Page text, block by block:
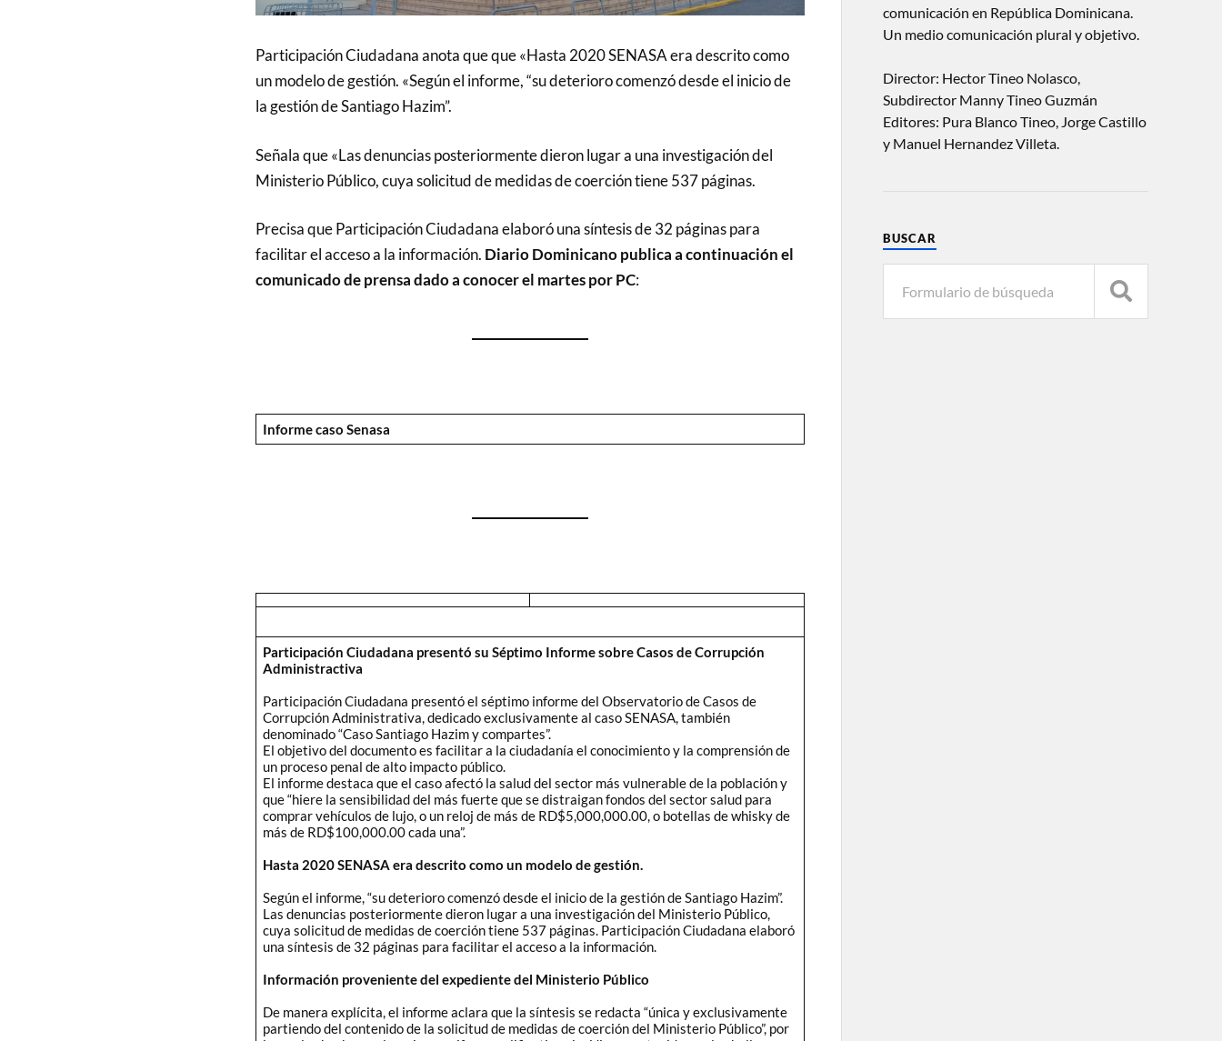
Participación Ciudadana anota que que «Hasta 2020 SENASA era descrito como
un modelo de gestión. «Según el informe, “su deterioro comenzó desde el inicio de
la gestión de Santiago Hazim”.
Señala que «Las denuncias posteriormente dieron lugar a una investigación del
Ministerio Público, cuya solicitud de medidas de coerción tiene 537 páginas.
Precisa que Participación Ciudadana elaboró una síntesis de 32 páginas para
facilitar el acceso a la información. Diario Dominicano publica a continuación el
comunicado de prensa dado a conocer el martes por PC:
Informe caso Senasa
Participación Ciudadana presentó su Séptimo Informe sobre Casos de Corrupción
Administractiva
Participación Ciudadana presentó el séptimo informe del Observatorio de Casos de
Corrupción Administrativa, dedicado exclusivamente al caso SENASA, también
denominado “Caso Santiago Hazim y compartes”.
El objetivo del documento es facilitar a la ciudadanía el conocimiento y la comprensión de
un proceso penal de alto impacto público.
El informe destaca que el caso afectó la salud del sector más vulnerable de la población y
que “hiere la sensibilidad del más fuerte que se distraigan fondos del sector salud para
comprar vehículos de lujo, o un reloj de más de RD$5,000,000.00, o botellas de whisky de
más de RD$100,000.00 cada una”.
Hasta 2020 SENASA era descrito como un modelo de gestión.
Según el informe, “su deterioro comenzó desde el inicio de la gestión de Santiago Hazim”.
Las denuncias posteriormente dieron lugar a una investigación del Ministerio Público,
cuya solicitud de medidas de coerción tiene 537 páginas. Participación Ciudadana elaboró
una síntesis de 32 páginas para facilitar el acceso a la información.
Información proveniente del expediente del Ministerio Público
De manera explícita, el informe aclara que la síntesis se redacta “única y exclusivamente
partiendo del contenido de la solicitud de medidas de coerción del Ministerio Público”, por
comunicación en República Dominicana.
Un medio comunicación plural y objetivo.
Director: Hector Tineo Nolasco,
Subdirector Manny Tineo Guzmán
Editores: Pura Blanco Tineo, Jorge Castillo
y Manuel Hernandez Villeta.
BUSCAR